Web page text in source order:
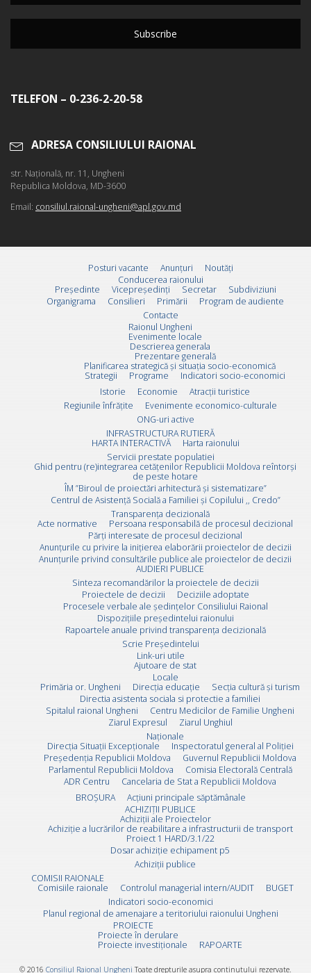
TELEFON – 0-236-2-20-58
ADRESA CONSILIULUI RAIONAL
str. Naţională, nr. 11, Ungheni
Republica Moldova, MD-3600
Email: consiliul.raional-ungheni@apl.gov.md
Posturi vacante Anunțuri
Noutăți
Conducerea raionului
Preşedinte
Vicepreşedinţi Secretar
Subdiviziuni
Organigrama
Consilieri Primării
Program de audiente
Contacte
Raionul Ungheni
Evenimente locale
Descrierea generala
Prezentare generală
Planificarea strategică și situația socio-economică
Strategii
Programe
Indicatori socio-economici
Istorie
Economie
Atracții turistice
Regiunile înfrățite
Evenimente economico-culturale
ONG-uri active
INFRASTRUCTURA RUTIERĂ
HARTA INTERACTIVĂ
Harta raionului
Servicii prestate populatiei
Ghid pentru (re)integrarea cetățenilor Republicii Moldova reîntorși
de peste hotare
ÎM ”Biroul de proiectări arhitectură și sistematizare”
Centrul de Asistență Socială a Familiei și Copilului ,, Credo”
Transparența decizională
Acte normative
Persoana responsabilă de procesul decizional
Părți interesate de procesul decizional
Anunțurile cu privire la inițierea elaborării proiectelor de decizii
Anunțurile privind consultările publice ale proiectelor de decizii
AUDIERI PUBLICE
Sinteza recomandărilor la proiectele de decizii
Proiectele de decizii
Deciziile adoptate
Procesele verbale ale ședințelor Consiliului Raional
Dispozițiile președintelui raionului
Rapoartele anuale privind transparența decizională
Scrie Preşedintelui
Link-uri utile
Ajutoare de stat
Locale
Primăria or. Ungheni
Direcția educație
Secția cultură și turism
Directia asistenta sociala si protectie a familiei
Spitalul raional Ungheni
Centru Medicilor de Familie Ungheni
Ziarul Expresul
Ziarul Unghiul
Naționale
Direcţia Situaţii Excepţionale
Inspectoratul general al Poliției
Preşedenţia Republicii Moldova
Guvernul Republicii Moldova
Parlamentul Republicii Moldova
Comisia Electorală Centrală
ADR Centru
Cancelaria de Stat a Republicii Moldova
BROȘURA
Acţiuni principale săptămânale
ACHIZIȚII PUBLICE
Achiziții ale Proiectelor
Achiziție a lucrărilor de reabilitare a infrastructurii de transport
Proiect 1 HARD/3.1/22
Dosar achiziție echipament p5
Achiziții publice
COMISII RAIONALE
Comisiile raionale
Controlul managerial intern/AUDIT
BUGET
Indicatori socio-economici
Planul regional de amenajare a teritoriului raionului Ungheni
PROIECTE
Proiecte în derulare
Proiecte investiționale
RAPOARTE
© 2016 Consiliul Raional Ungheni Toate drepturile asupra continutului rezervate.